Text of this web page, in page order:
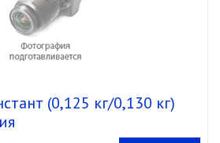
(0,125 кг/0,130 кг)